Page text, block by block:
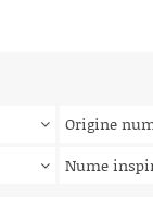
Origine
Nume